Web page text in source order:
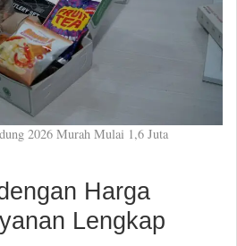
2026 Murah Mulai 1,6 Juta
Harga
Lengkap